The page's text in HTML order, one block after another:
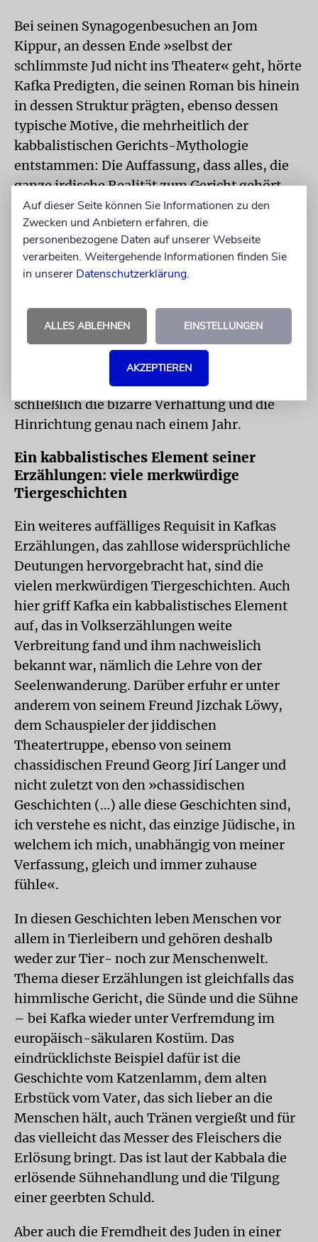
Bei seinen Synagogenbesuchen an Jom
Kippur, an dessen Ende »selbst der
schlimmste Jud nicht ins Theater« geht, hörte
Kafka Predigten, die seinen Roman bis hinein
in dessen Struktur prägten, ebenso dessen
typische Motive, die mehrheitlich der
kabbalistischen Gerichts-Mythologie
entstammen: Die Auffassung, dass alles, die
ganze irdische Realität zum Gericht gehört,
der Schmutz der Gerichtsstuben auf den
Dachböden, die sexuellen Verführungen, die
zwielichtigen Frauen und Advokaten, ebenso,
dass das gesamte menschliche Leben ein
fortwährender Prozess ist, dass man das
Gesetz und die Klageschrift nicht kennt, es
Freisprüche nur laut alten Legenden gab und
ansonsten nur vorläufige Freisprechungen,
dass es deshalb nötig ist, das Bekenntnis
abzulegen, um entschlüpfen zu können, und
schließlich die bizarre Verhaftung und die
Hinrichtung genau nach einem Jahr.
Ein kabbalistisches Element seiner
Erzählungen: viele merkwürdige
Tiergeschichten
Ein weiteres auffälliges Requisit in Kafkas
Erzählungen, das zahllose widersprüchliche
Deutungen hervorgebracht hat, sind die
vielen merkwürdigen Tiergeschichten. Auch
hier griff Kafka ein kabbalistisches Element
auf, das in Volkserzählungen weite
Verbreitung fand und ihm nachweislich
bekannt war, nämlich die Lehre von der
Seelenwanderung. Darüber erfuhr er unter
anderem von seinem Freund Jizchak Löwy,
dem Schauspieler der jiddischen
Theatertruppe, ebenso von seinem
chassidischen Freund Georg Jirí Langer und
nicht zuletzt von den »chassidischen
Geschichten (…) alle diese Geschichten sind,
ich verstehe es nicht, das einzige Jüdische, in
welchem ich mich, unabhängig von meiner
Verfassung, gleich und immer zuhause
fühle«.
In diesen Geschichten leben Menschen vor
allem in Tierleibern und gehören deshalb
weder zur Tier- noch zur Menschenwelt.
Thema dieser Erzählungen ist gleichfalls das
himmlische Gericht, die Sünde und die Sühne
– bei Kafka wieder unter Verfremdung im
europäisch-säkularen Kostüm. Das
eindrücklichste Beispiel dafür ist die
Geschichte vom Katzenlamm, dem alten
Erbstück vom Vater, das sich lieber an die
Menschen hält, auch Tränen vergießt und für
das vielleicht das Messer des Fleischers die
Erlösung bringt. Das ist laut der Kabbala die
erlösende Sühnehandlung und die Tilgung
einer geerbten Schuld.
Aber auch die Fremdheit des Juden in einer
Auf dieser Seite können Sie Informationen zu den
Zwecken und Anbietern erfahren, die
personenbezogene Daten auf unserer Webseite
verarbeiten. Weitergehende Informationen finden Sie
in unserer Datenschutzerklärung.
ALLES ABLEHNEN EINSTELLUNGEN
AKZEPTIEREN